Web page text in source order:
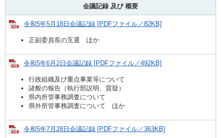
会議記録 及び 概要
令和5年5月18日会議記録 [PDFファイル／82KB]
正副委員長の互選 ほか
令和5年6月2日会議記録 [PDFファイル／492KB]
行政組織及び重点事業等について
諸般の報告（執行部説明、質疑）
県内所管事務調査について
県外所管事務調査について ほか
令和5年7月28日会議記録 [PDFファイル／363KB]